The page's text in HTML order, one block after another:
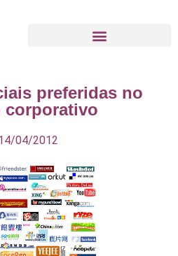
preferidas no
corporativo
04/2012